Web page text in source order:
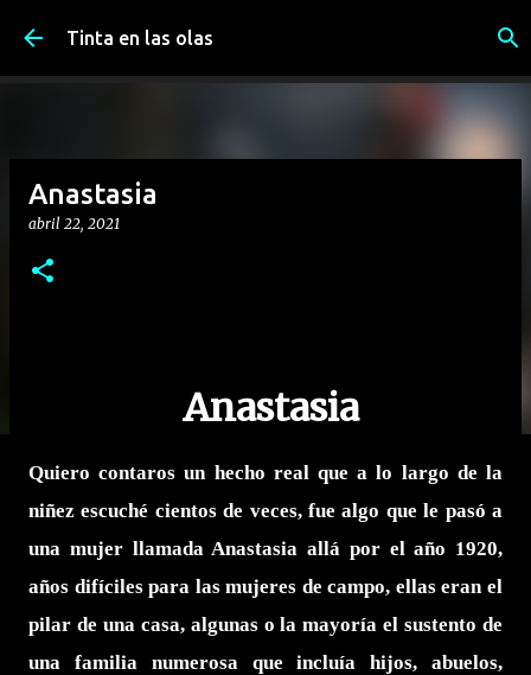
Ir al contenido principal
Tinta en las olas
Anastasia
abril 22, 2021
Anastasia
Quiero contaros un hecho real que a lo largo de la
niñez escuché cientos de veces, fue algo que le pasó a
una mujer llamada Anastasia allá por el año 1920,
años difíciles para las mujeres de campo, ellas eran el
pilar de una casa, algunas o la mayoría el sustento de
una familia numerosa que incluía hijos, abuelos,